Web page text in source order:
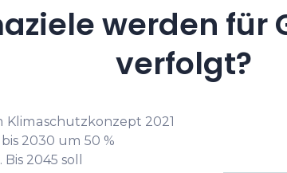
werden für
verfolgt?
Klimaschutzkonzept 2021
2030 um 50 %
2045 soll